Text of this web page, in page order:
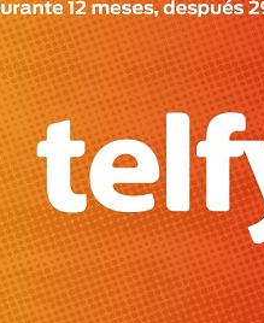
Bonoloto
Primitiva
El Gordo
Euromillones
Loteria
Once
PUBLICIDAD